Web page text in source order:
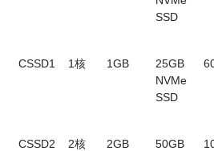
SSD
CSSD1 1核 1GB
25GB
NVMe
SSD
CSSD2 2核 2GB
50GB